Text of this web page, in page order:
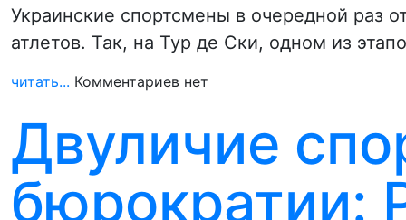
Украинские спортсмены в очередной раз
атлетов. Так, на Тур де Ски, одном из
читать... Комментариев нет
Двуличие
бюрократии: